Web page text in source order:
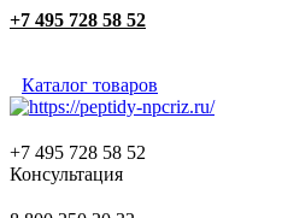
+7 495 728 58 52
Каталог товаров
+7 495 728 58 52
Консультация